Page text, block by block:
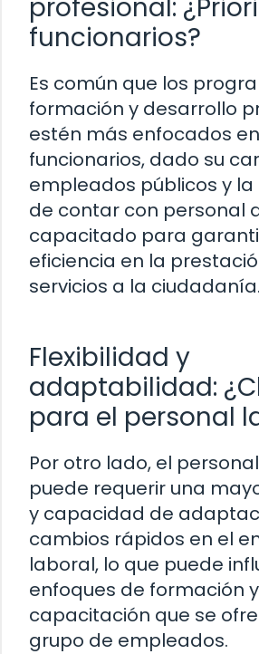
profesional:
funcionarios?
Es común que los
formación y desarrollo
estén más enfocados
funcionarios, dado su
empleados públicos y
de contar con personal
capacitado para
eficiencia en la
servicios a la ciudadanía.
Flexibilidad y
adaptabilidad:
para el personal
Por otro lado, el
puede requerir una
y capacidad de
cambios rápidos en el
laboral, lo que puede
enfoques de formación y
capacitación que se
grupo de empleados.